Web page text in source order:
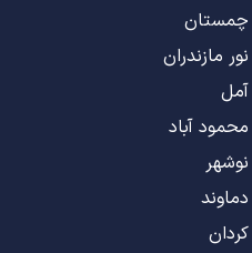
چمستان
مازندران
آمل
آباد